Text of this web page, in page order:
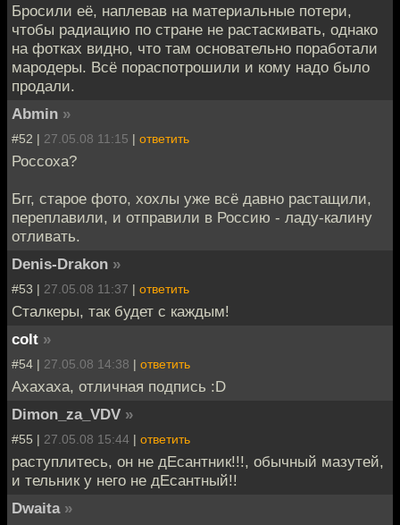
Бросили её, наплевав на материальные потери,
чтобы радиацию по стране не растаскивать, однако
на фотках видно, что там основательно поработали
мародеры. Всё пораспотрошили и кому надо было
продали.
Abmin »
#52 | 27.05.08 11:15 | ответить
Россоха?
Бгг, старое фото, хохлы уже всё давно растащили,
переплавили, и отправили в Россию - ладу-калину
отливать.
Denis-Drakon »
#53 | 27.05.08 11:37 | ответить
Сталкеры, так будет с каждым!
colt »
#54 | 27.05.08 14:38 | ответить
Ахахаха, отличная подпись :D
Dimon_za_VDV »
#55 | 27.05.08 15:44 | ответить
раступлитесь, он не дЕсантник!!!, обычный мазутей,
и тельник у него не дЕсантный!!
Dwaita »